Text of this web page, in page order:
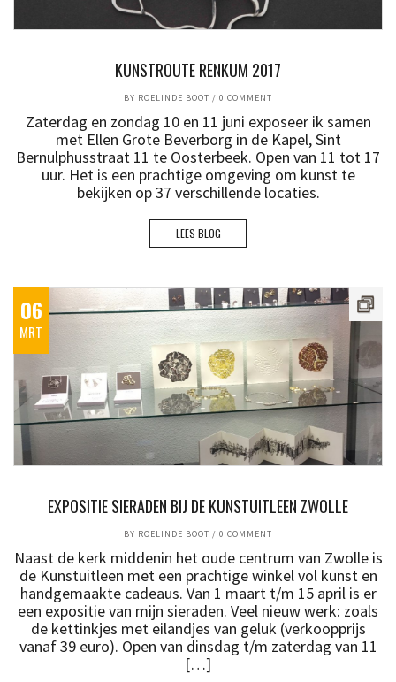
KUNSTROUTE RENKUM 2017
BY ROELINDE BOOT / 0 COMMENT
Zaterdag en zondag 10 en 11 juni exposeer ik samen
met Ellen Grote Beverborg in de Kapel, Sint
Bernulphusstraat 11 te Oosterbeek. Open van 11 tot 17
uur. Het is een prachtige omgeving om kunst te
bekijken op 37 verschillende locaties.
LEES BLOG
06
MRT
EXPOSITIE SIERADEN BIJ DE KUNSTUITLEEN ZWOLLE
BY ROELINDE BOOT / 0 COMMENT
Naast de kerk middenin het oude centrum van Zwolle is
de Kunstuitleen met een prachtige winkel vol kunst en
handgemaakte cadeaus. Van 1 maart t/m 15 april is er
een expositie van mijn sieraden. Veel nieuw werk: zoals
de kettinkjes met eilandjes van geluk (verkoopprijs
vanaf 39 euro). Open van dinsdag t/m zaterdag van 11
[…]